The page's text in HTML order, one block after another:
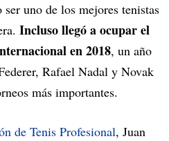
uno de los mejores tenistas
Incluso llegó a ocupar el
en 2018, un año
Rafael Nadal y Novak
más importantes.
de Tenis Profesional, Juan